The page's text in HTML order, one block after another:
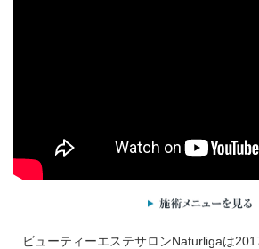
ビューティーエステサロンNaturligaは